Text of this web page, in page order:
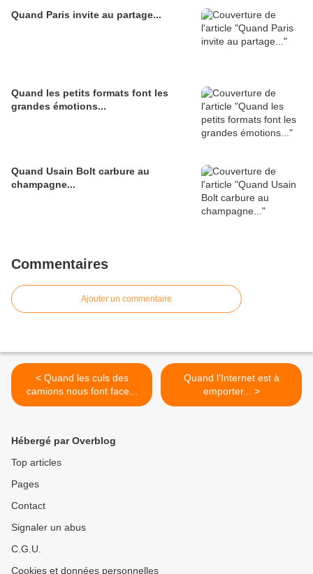
Quand Paris invite au partage...
Quand les petits formats font les
grandes émotions...
Quand Usain Bolt carbure au
champagne...
Commentaires
Ajouter un commentaire
< Quand les culs des
camions nous font face...
Quand l'Internet est à
emporter... >
Hébergé par Overblog
Top articles
Pages
Contact
Signaler un abus
C.G.U.
Cookies et données personnelles